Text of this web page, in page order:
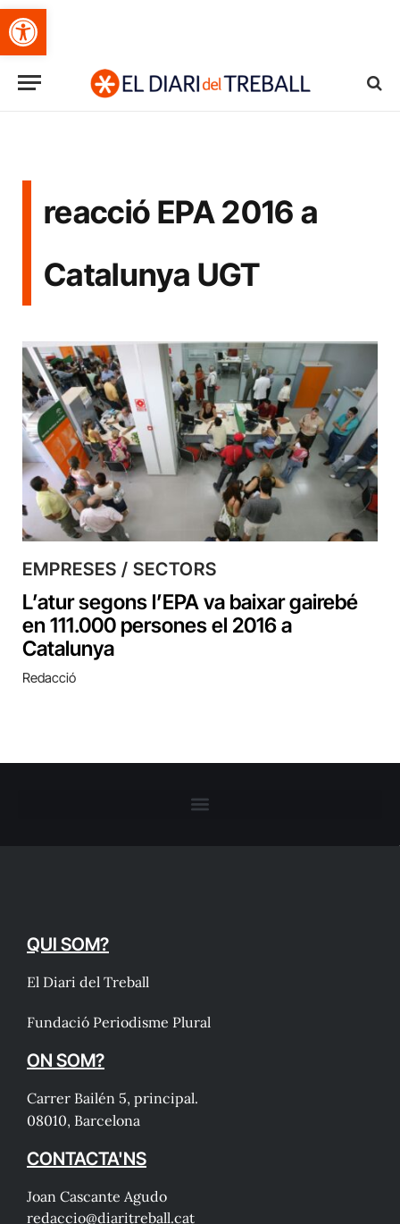
Obre la barra d'eines
reacció EPA 2016 a
Catalunya UGT
EMPRESES / SECTORS
L’atur segons l’EPA va baixar gairebé
en 111.000 persones el 2016 a
Catalunya
Redacció
QUI SOM?
El Diari del Treball
Fundació Periodisme Plural
ON SOM?
Carrer Bailén 5, principal.
08010, Barcelona
CONTACTA'NS
Joan Cascante Agudo
redaccio@diaritreball.cat